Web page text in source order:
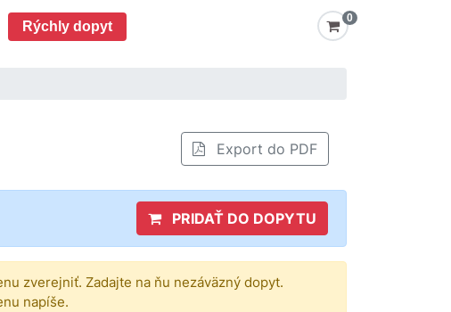
Rýchly dopyt
0
Export do PDF
PRIDAŤ DO DOPYTU
zverejniť. Zadajte na ňu nezáväzný dopyt.
napíše.